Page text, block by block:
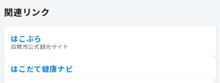
関連リンク
はこぶら
函館市公式観光サイト
はこだて健康ナビ